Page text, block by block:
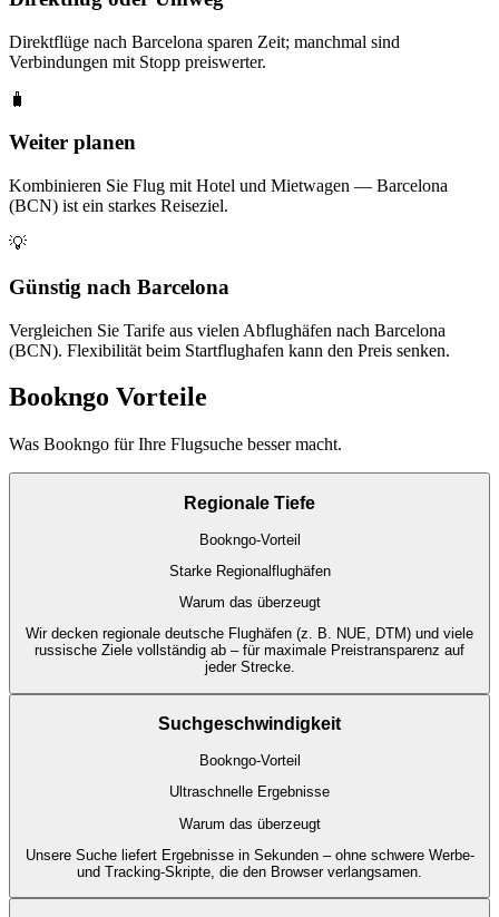
Direktflüge nach Barcelona sparen Zeit; manchmal sind
Verbindungen mit Stopp preiswerter.
🧳
Weiter planen
Kombinieren Sie Flug mit Hotel und Mietwagen — Barcelona
(BCN) ist ein starkes Reiseziel.
💡
Günstig nach Barcelona
Vergleichen Sie Tarife aus vielen Abflughäfen nach Barcelona
(BCN). Flexibilität beim Startflughafen kann den Preis senken.
Bookngo Vorteile
Was Bookngo für Ihre Flugsuche besser macht.
Regionale Tiefe
Bookngo-Vorteil
Starke Regionalflughäfen
Warum das überzeugt
Wir decken regionale deutsche Flughäfen (z. B. NUE, DTM) und viele
russische Ziele vollständig ab – für maximale Preistransparenz auf
jeder Strecke.
Suchgeschwindigkeit
Bookngo-Vorteil
Ultraschnelle Ergebnisse
Warum das überzeugt
Unsere Suche liefert Ergebnisse in Sekunden – ohne schwere Werbe-
und Tracking-Skripte, die den Browser verlangsamen.